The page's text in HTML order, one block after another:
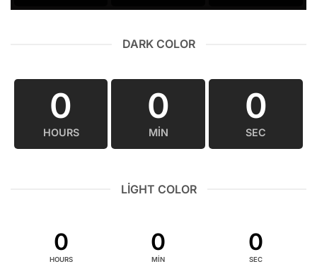
DARK COLOR
0
HOURS
0
MIN
0
SEC
LIGHT COLOR
0
HOURS
0
MIN
0
SEC